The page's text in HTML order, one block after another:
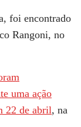
foi encontrado
Rangoni, no
uma ação
22 de abril, na